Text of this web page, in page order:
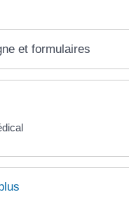
et formulaires